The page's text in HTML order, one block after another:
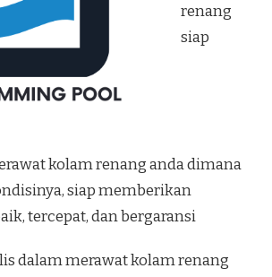
renang
siap
kolam renang anda dimana
siap memberikan
tercepat, dan bergaransi
dalam merawat kolam renang